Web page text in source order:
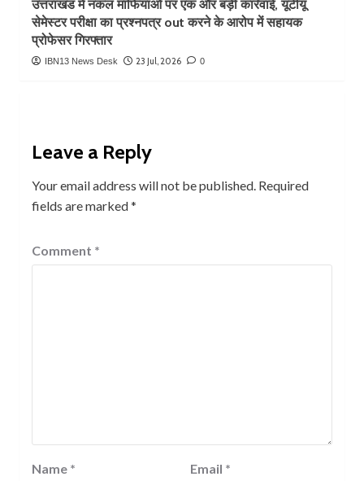
उत्तराखंड में नकल माफियाओं पर एक और बड़ी कार्रवाई, यूटीयू
सेमेस्टर परीक्षा का प्रश्नपत्र out करने के आरोप में सहायक
प्रोफेसर गिरफ्तार
IBN13 News Desk 23 Jul, 2026 0
Leave a Reply
Your email address will not be published. Required
fields are marked*
Comment *
Name * Email *